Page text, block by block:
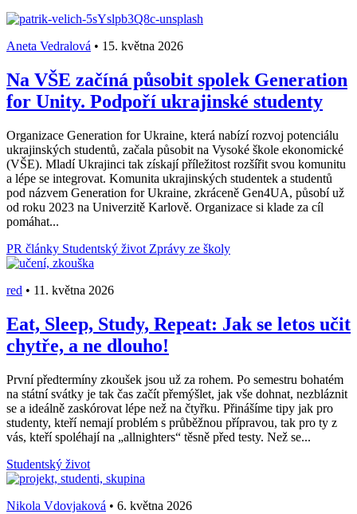
Aneta Vedralová • 15. května 2026
Na VŠE začíná působit spolek Generation
for Unity. Podpoří ukrajinské studenty
Organizace Generation for Ukraine, která nabízí rozvoj potenciálu
ukrajinských studentů, začala působit na Vysoké škole ekonomické
(VŠE). Mladí Ukrajinci tak získají příležitost rozšířit svou komunitu
a lépe se integrovat. Komunita ukrajinských studentek a studentů
pod názvem Generation for Ukraine, zkráceně Gen4UA, působí už
od roku 2023 na Univerzitě Karlově. Organizace si klade za cíl
pomáhat...
PR články Studentský život Zprávy ze školy
red • 11. května 2026
Eat, Sleep, Study, Repeat: Jak se letos učit
chytře, a ne dlouho!
První předtermíny zkoušek jsou už za rohem. Po semestru bohatém
na státní svátky je tak čas začít přemýšlet, jak vše dohnat, nezbláznit
se a ideálně zaskórovat lépe než na čtyřku. Přinášíme tipy jak pro
studenty, kteří nemají problém s průběžnou přípravou, tak pro ty z
vás, kteří spoléhají na „allnighters“ těsně před testy. Než se...
Studentský život
Nikola Vdovjaková • 6. května 2026